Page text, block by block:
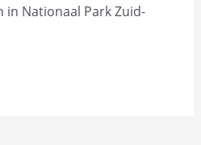
Nationaal Park Zuid-